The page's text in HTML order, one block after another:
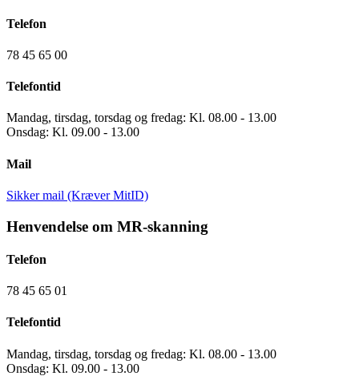
Telefon
78 45 65 00
Telefontid
Mandag, tirsdag, torsdag og fredag: Kl. 08.00 - 13.00
Onsdag: Kl. 09.00 - 13.00
Mail
Sikker mail (Kræver MitID)
Henvendelse om MR-skanning
Telefon
78 45 65 01
Telefontid
Mandag, tirsdag, torsdag og fredag: Kl. 08.00 - 13.00
Onsdag: Kl. 09.00 - 13.00